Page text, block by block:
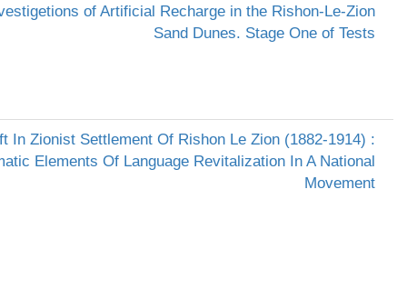
of Artificial Recharge in the Rishon-Le-Zion
Sand Dunes. Stage One of Tests
In Zionist Settlement Of Rishon Le Zion (1882-1914) :
Elements Of Language Revitalization In A National
Movement